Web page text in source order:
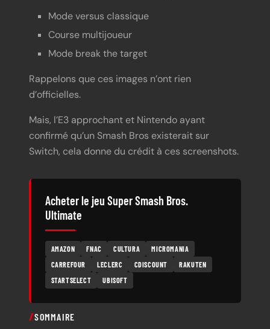
Mode versus classique
Course multijoueur
Mode break the target
Rappelons que ces images n’ont rien
d’officielles.
Mais, l’E3 approchant et Nintendo ayant
confirmé qu’un Smash Bros existerait sur
Switch, cela donne du crédit à ces screenshots.
Acheter le jeu Super Smash Bros.
Ultimate
AMAZON FNAC CULTURA
MICROMANIA
CARREFOUR
LECLERC CDISCOUNT
RAKUTEN
STARTSELECT
UBISOFT
SOMMAIRE